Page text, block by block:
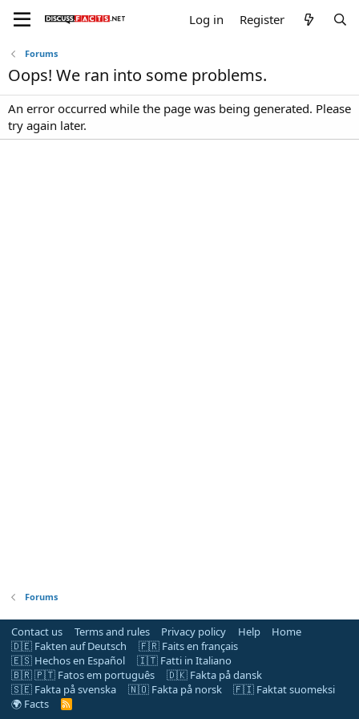
Log in Register
Forums
Oops! We ran into some problems.
An error occurred while the page was being generated. Please
try again later.
Forums
Contact us Terms and rules Privacy policy Help
Home
🇩🇪 Fakten auf Deutsch
🇫🇷 Faits en français
🇪🇸 Hechos en Español
🇮🇹 Fatti in Italiano
🇧🇷 🇵🇹 Fatos em português
🇩🇰 Fakta på dansk
🇸🇪 Fakta på svenska
🇳🇴 Fakta på norsk
🇫🇮 Faktat suomeksi
🌍 Facts
R